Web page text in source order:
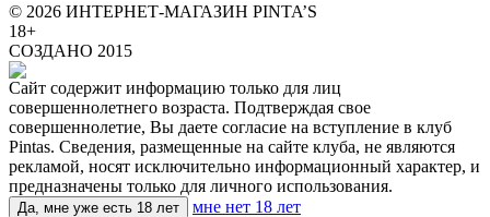
© 2026 ИНТЕРНЕТ-МАГАЗИН PINTA’S
18+
СОЗДАНО 2015
Сайт содержит информацию только для лиц
совершеннолетнего возраста. Подтверждая свое
совершеннолетие, Вы даете согласие на вступление в клуб
Pintas. Сведения, размещенные на сайте клуба, не являются
рекламой, носят исключительно информационный характер, и
предназначены только для личного использования.
Да, мне уже есть 18 лет
мне нет 18 лет